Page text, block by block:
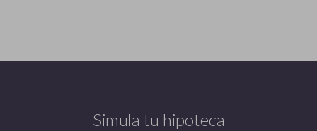
Simula tu hipoteca